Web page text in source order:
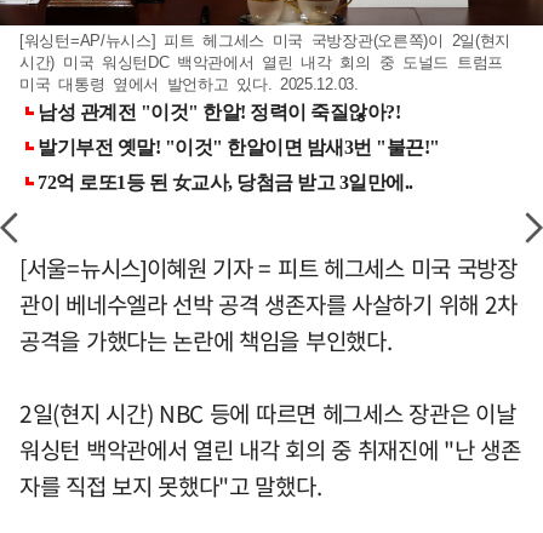
[워싱턴=AP/뉴시스] 피트 헤그세스 미국 국방장관(오른쪽)이 2일(현지
시간) 미국 워싱턴DC 백악관에서 열린 내각 회의 중 도널드 트럼프
미국 대통령 옆에서 발언하고 있다. 2025.12.03.
[서울=뉴시스]이혜원 기자 = 피트 헤그세스 미국 국방장
관이 베네수엘라 선박 공격 생존자를 사살하기 위해 2차
공격을 가했다는 논란에 책임을 부인했다.
2일(현지 시간) NBC 등에 따르면 헤그세스 장관은 이날
워싱턴 백악관에서 열린 내각 회의 중 취재진에 "난 생존
자를 직접 보지 못했다"고 말했다.